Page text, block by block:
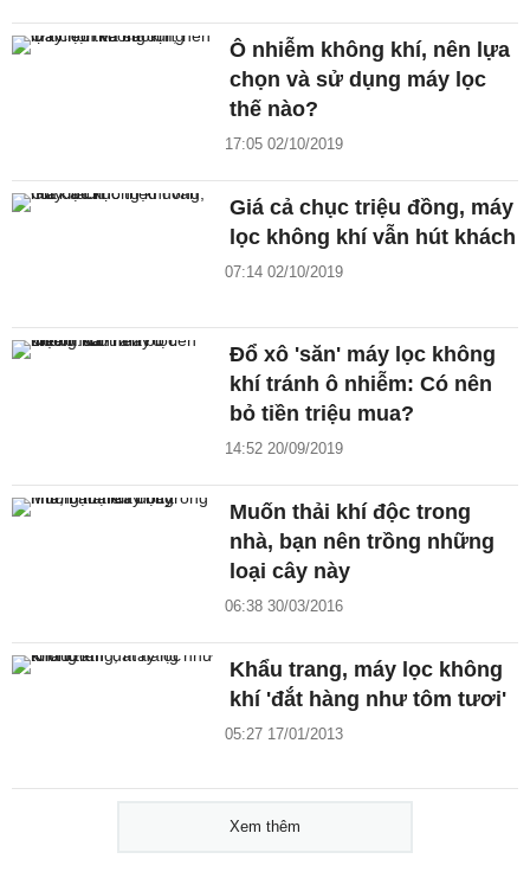
Ô nhiễm không khí, nên lựa
chọn và sử dụng máy lọc
thế nào?
17:05 02/10/2019
Giá cả chục triệu đồng, máy
lọc không khí vẫn hút khách
07:14 02/10/2019
Đổ xô 'săn' máy lọc không
khí tránh ô nhiễm: Có nên
bỏ tiền triệu mua?
14:52 20/09/2019
Muốn thải khí độc trong
nhà, bạn nên trồng những
loại cây này
06:38 30/03/2016
Khẩu trang, máy lọc không
khí 'đắt hàng như tôm tươi'
05:27 17/01/2013
Xem thêm